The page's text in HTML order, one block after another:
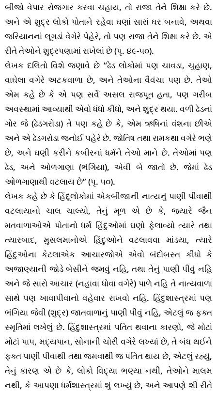
બીજો વેપાર રોજગાર કરવા ચહાય, તો રાજા તેને શિક્ષા કરે છે.
અને એ શુદ્ર લોકો પોતાને રહેવા ઘણાં સારાં ઘર બનાવે, અથવા
જરિયાનનાં લૂગડાં વેગેરે પેહેરે, તો પણ રાજા તેને શિક્ષા કરે છે. એ
રીતે તેઓને શુદ્રપણામાં રાખેલાં છે (પૃ. ૪૯-૫૦).
લેખક દલિતો વિશે જણાવે છે “ઢેડ લોકોમાં પણ ચાવડા, ચુહાણ,
વાઘેલા વગેરે અટકવાળા છે, અને તેઓના વૈવંચા પણ છે. તેઓ
એમ કહે છે કે એ પણ સર્વે અસલ રાજપૂત હતા, પણ ગરીબ
અવસ્થામાં આવ્યાથી એવો ધંધો કીધો, અને શુદ્ર થયા. વળી ઢેડનાં
ગોર જે (ઢેડગરોડા) તે પણ કહે છે કે, એમ ઋષિનાં વંશના છીએ
અને એ ઢેડગરોડા જનોઈ પહેરે છે. જોતિષ તથા રામકથા વગેરે ભણે
છે, અને ઘણી કરીને કબીરનાં ધર્મને તેઓ માને છે. તેઓમાં પણ
ઢેડ, અને ઓળગાણા (ભંગિયા), એવી બે જાતો છે. જેમાં ઢેડ
ઓળગાણાથી વટલાય છે” (પૃ. ૫૦).
લેખક કહે છે કે હિંદૂલોકોમાં એકબીજાની નાત્યનું પાણી પીવાથી
વટલાયાનો ચાલ ચાલ્યો, તેનું મૂળ એ છે કે, જ્યારે જૈન
મતવાળાઓએ પોતાનો ધર્મ હિંદુઓમાં ઘણો ફેલાવ્યો ત્યારે તથા
ત્યારબાદ, મુસલમાનોએ હિંદુઓને વટલાવવા માંડયા, ત્યારે
હિંદુઓના કેટલાએક આચારજોએ એવો બંદોબસ્ત કીધો કે
અજાણ્યાની જોડે બેસીને જમવું નહિ, તથા તેનું પાણી પીવું નહિ
અને જે સારો આચાર (નહાવા ધોવા વગેરે) પાળે નહિ તે નાત્યવાળા
સાથે પણ ખાવાપીવાનો વહેવાર રાખવો નહિ. હિંદુશાસ્ત્રમાં પણ
ભંગિયા જેવી (શુદ્ર) જાતવાળાનું પાણી પીવું નહિ, એટલું જ ફક્ત
સ્મૃતિમાં લખેલું છે. હિંદુશાસ્ત્રમાં પતિત થવાના કારણો, જે મોટાં
મોટાં પાપ, મદ્યપાન, સોનાની ચોરી વગેરે લખ્યાં છે, તે બંધ થઈને
ફક્ત પાણી પીવાથી તથા જમવાથી જ પતિત થાય છે, એટલું રહ્યું,
તેનું કારણ એ છે કે, લોકો વિદ્યા ભણ્યા નથી, તેઓને માલમ
નથી, કે આપણા ધર્મશાસ્ત્રમાં શું લખ્યું છે, અને આપણે શી રીતે